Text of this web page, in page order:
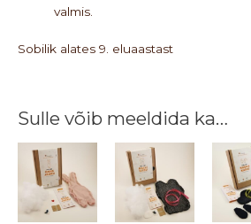
valmis.
Sobilik alates 9. eluaastast
Sulle võib meeldida ka…